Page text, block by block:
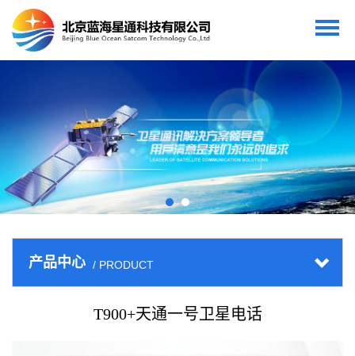
产品中心 / PRODUCT
T900+天通一号卫星电话